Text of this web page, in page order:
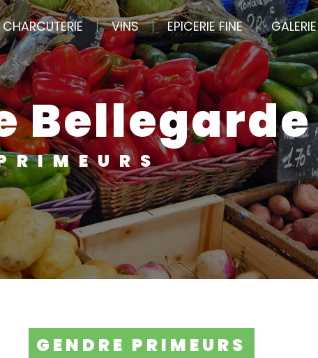
CHARCUTERIE VINS EPICERIE FINE GALERIE
Bellegarde
PRIMEURS
GENDRE PRIMEURS